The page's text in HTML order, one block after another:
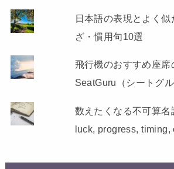
日本語の表現とよく
ざ・慣用句10選
飛行機のおすすめ座席
SeatGuru（シートグ
数えたくなる不可算
luck, progress, timing,